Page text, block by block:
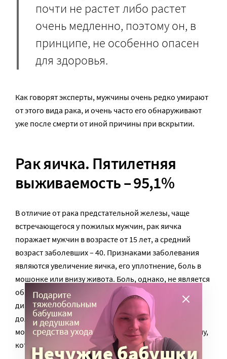
почти не растет либо растет
очень медленно, поэтому он, в
принципе, не особенно опасен
для здоровья.
Как говорят эксперты, мужчины очень редко умирают
от этого вида рака, и очень часто его обнаруживают
уже после смерти от иной причины при вскрытии.
Рак яичка. Пятилетняя
выживаемость – 95,1%
В отличие от рака предстательной железы, чаще
встречающегося у пожилых мужчин, рак яичка
поражает мужчин в возрасте от 15 лет, а средний
возраст заболевших – 40. Признаками заболевания
являются увеличение яичка, его уплотнение, боль в
мошонке или внизу живота. Боль, однако, не является
обязательной, поэтому важнейшая мера ранней
диагностики – это самообследование. Мужчина
должен ежемесячно осматривать и пальпировать
мошонку и при любых сомнениях обращаться к врачу,
который проводит комплексную диагностику.